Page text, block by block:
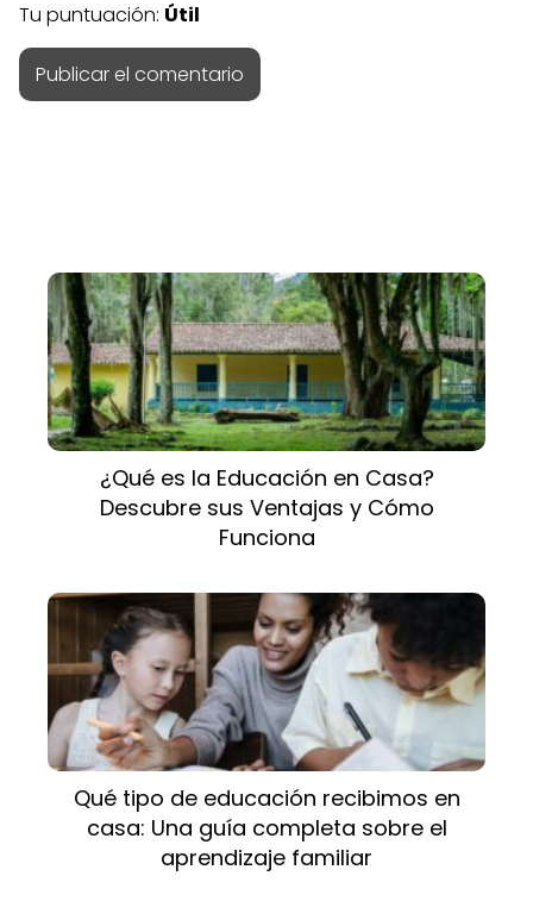
Tu puntuación: Útil
¿Qué es la Educación en Casa?
Descubre sus Ventajas y Cómo
Funciona
Qué tipo de educación recibimos en
casa: Una guía completa sobre el
aprendizaje familiar